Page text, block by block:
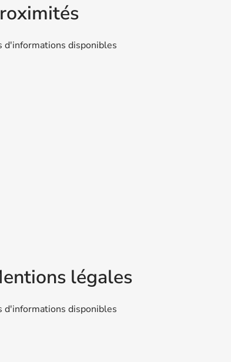
d'informations disponibles
légales
d'informations disponibles